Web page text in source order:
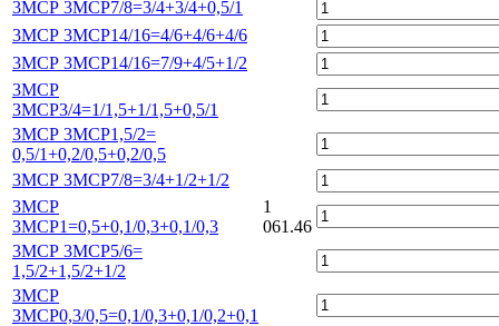
3МСР 3МСР7/8=3/4+3/4+0,5/1
3МСР 3МСР14/16=4/6+4/6+4/6
3МСР 3МСР14/16=7/9+4/5+1/2
3МСР
3МСР3/4=1/1,5+1/1,5+0,5/1
3МСР 3МСР1,5/2=
0,5/1+0,2/0,5+0,2/0,5
3МСР 3МСР7/8=3/4+1/2+1/2
3МСР
3МСР1=0,5+0,1/0,3+0,1/0,3
1
061.46
3МСР 3МСР5/6=
1,5/2+1,5/2+1/2
3МСР
3МСР0,3/0,5=0,1/0,3+0,1/0,2+0,1